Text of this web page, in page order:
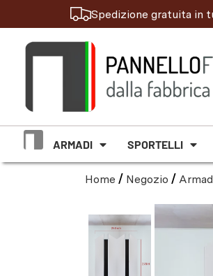
Spedizione gratuita in
ARMADI SPORTELLI
Home / Negozio /